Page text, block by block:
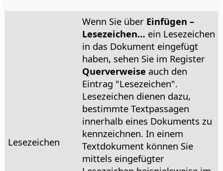
Lesezeichen
Wenn Sie über Einfügen –
Lesezeichen… ein Lesezeichen
in das Dokument eingefügt
haben, sehen Sie im Register
Querverweise auch den
Eintrag "Lesezeichen".
Lesezeichen dienen dazu,
bestimmte Textpassagen
innerhalb eines Dokuments zu
kennzeichnen. In einem
Textdokument können Sie
mittels eingefügter